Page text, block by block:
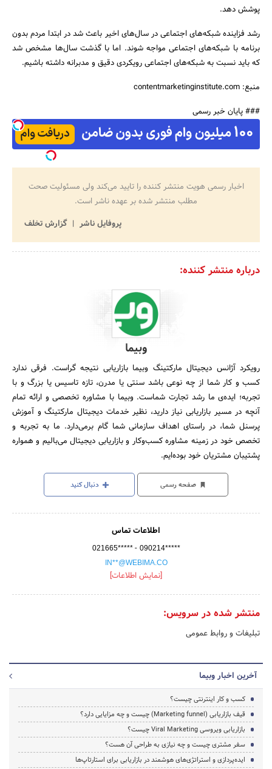
پوشش دهد.
رشد فزاینده شبکه‌های اجتماعی در سال‌های اخیر باعث شد در ابتدا مردم بدون
برنامه با شبکه‌های اجتماعی مواجه شوند. اما با گذشت سال‌ها مشخص شد
که باید نسبت به شبکه‌های اجتماعی رویکردی دقیق و مدبرانه داشته باشیم.
منبع: contentmarketinginstitute.com
### پایان خبر رسمی
اخبار رسمی هویت منتشر کننده را تایید می‌کند ولی مسئولیت صحت
مطلب منتشر شده بر عهده ناشر است.
پروفایل ناشر
گزارش تخلف
درباره منتشر کننده:
وبیما
رویکرد آژانس دیجیتال مارکتینگ وبیما بازاریابی نتیجه گراست. فرقی ندارد
کسب و کار شما از چه نوعی باشد سنتی یا مدرن، تازه تاسیس یا بزرگ و با
تجربه؛ ایده‌ی ما رشد تجارت شماست. وبیما با مشاوره تخصصی و ارائه تمام
آنچه در مسیر بازاریابی نیاز دارید، نظیر خدمات دیجیتال مارکتینگ و آموزش
پرسنل شما، در راستای اهداف سازمانی شما گام برمی‌دارد. ما به تجربه و
تخصص خود در زمینه مشاوره کسب‌وکار و بازاریابی دیجیتال می‌بالیم و همواره
پشتیبان مشتریان خود بوده‌ایم.
صفحه رسمی دنبال کنید
اطلاعات تماس
021665***** - 090214*****
IN**@WEBIMA.CO
[نمایش اطلاعات]
منتشر شده در سرویس:
تبلیغات و روابط عمومی
آخرین اخبار وبیما
کسب و کار اینترنتی چیست؟
قیف بازاریابی (Marketing funnel) چیست و چه مزایایی دارد؟
بازاریابی ویروسی Viral Marketing چیست؟
سفر مشتری چیست و چه نیازی به طراحی آن هست؟
ایده‌پردازی و استراتژی‌های هوشمند در بازاریابی برای استارتاپ‌ها